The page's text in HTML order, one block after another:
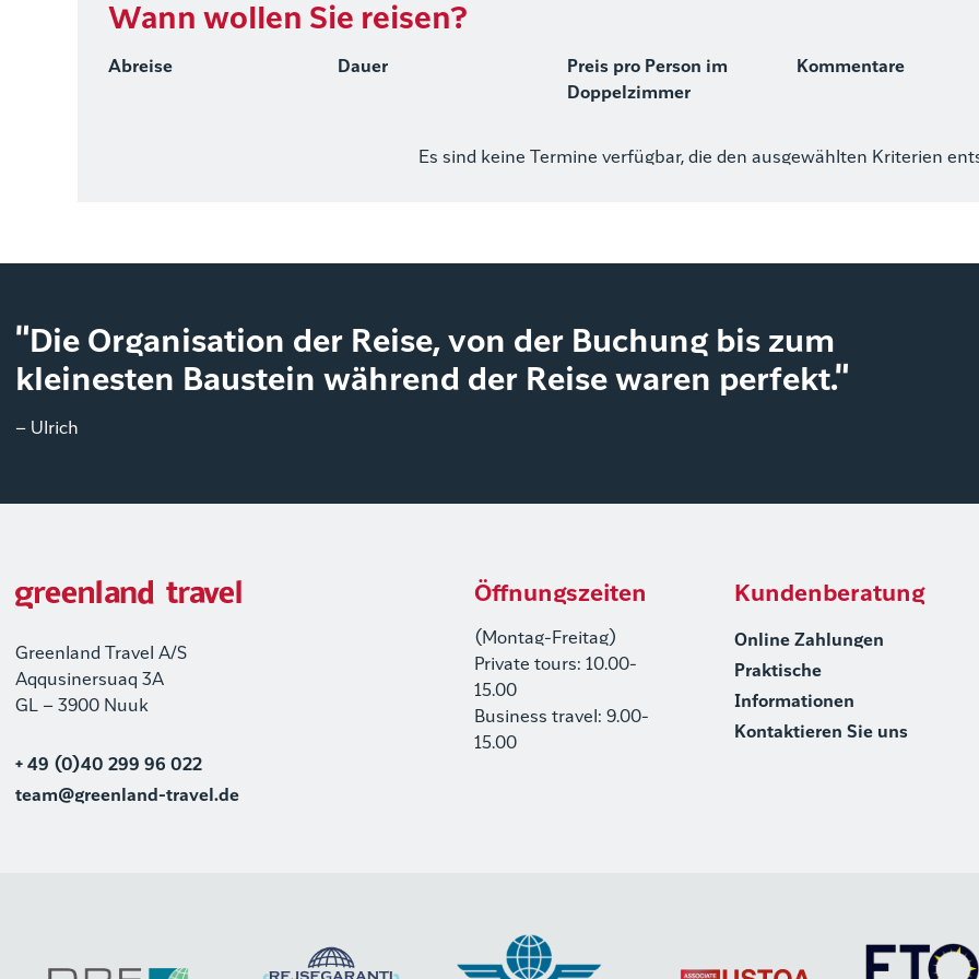
Wann wollen Sie reisen?
Abreise Dauer
Preis pro Person im
Doppelzimmer
Kommentare
Es sind keine Termine verfügbar, die den ausgewählten Kriterien
"Die Organisation der Reise, von der Buchung bis zum
kleinesten Baustein während der Reise waren perfekt."
– Ulrich
Greenland Travel A/S
Aqqusinersuaq 3A
GL – 3900 Nuuk
+ 49 (0)40 299 96 022
team@greenland-travel.de
Öffnungszeiten
(Montag-Freitag)
Private tours: 10.00-
15.00
Business travel: 9.00-
15.00
Kundenberatung
Online Zahlungen
Praktische
Informationen
Kontaktieren Sie uns